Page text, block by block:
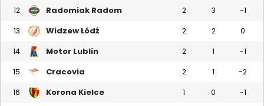
12 Radomiak Radom 2 3 -1
13 Widzew Łódź 2 2 0
14 Motor Lublin 2 1 -1
15 Cracovia 2 1 -2
16 Korona Kielce 1 0 -1